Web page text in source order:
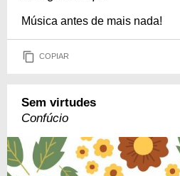
Música antes de mais nada!
COPIAR
Sem virtudes
Confúcio